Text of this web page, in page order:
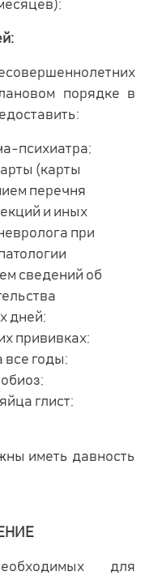
порядке в
психиатра;
(карты
перечня
и иных
при
сведений об
дней;
прививках;
все годы;
глист;
иметь давность
для